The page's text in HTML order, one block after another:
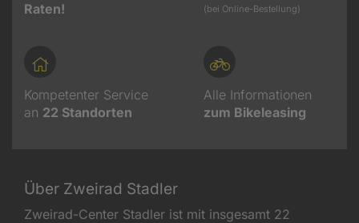
Raten!
(bei Online-Bestellung)
Kompetenter Service
an 22 Standorten
Alle Informationen
zum Bikeleasing
Über Zweirad Stadler
Zweirad-Center Stadler ist mit insgesamt 22